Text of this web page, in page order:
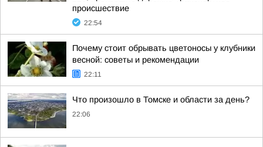
происшествие
22:54
Почему стоит обрывать цветоносы у клубники
весной: советы и рекомендации
22:11
Что произошло в Томске и области за день?
22:06